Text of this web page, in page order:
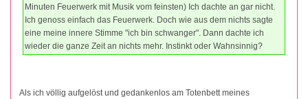
Minuten Feuerwerk mit Musik vom feinsten) Ich dachte an gar nicht.
Ich genoss einfach das Feuerwerk. Doch wie aus dem nichts sagte
eine meine innere Stimme "ich bin schwanger". Dann dachte ich
wieder die ganze Zeit an nichts mehr. Instinkt oder Wahnsinnig?
Als ich völlig aufgelöst und gedankenlos am Totenbett meines